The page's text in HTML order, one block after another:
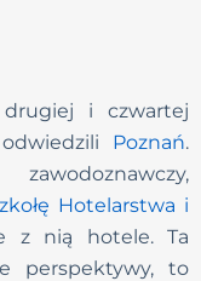
i czwartej
Poznań.
Hotelarstwa i
z nią hotele. Ta
perspektywy, to